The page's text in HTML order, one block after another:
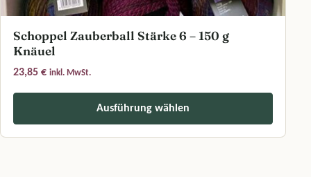
Schoppel Zauberball Stärke 6 – 150 g
Knäuel
23,85 € inkl. MwSt.
Ausführung wählen